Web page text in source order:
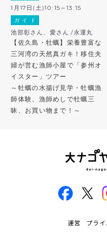
1月17日(土)10:15～13:15
ガ イ ド
池部彰さん、愛さん /永運丸
【佐久島・牡蠣】栄養豊富な
三河湾の天然真ガキ！移住夫
婦が営む漁師小屋で「参州オ
イスター」ツアー
～牡蠣の水揚げ見学・牡蠣漁
師体験、漁師めしで牡蠣三
昧、お買い物まで！～
運営 プラ